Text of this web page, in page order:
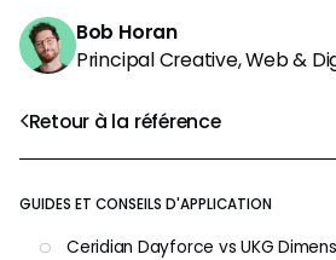
Retour à la référence
GUIDES ET CONSEILS D'APPLICATION
Ceridian Dayforce vs UKG
Bob Horan
Principal Creative, Web &